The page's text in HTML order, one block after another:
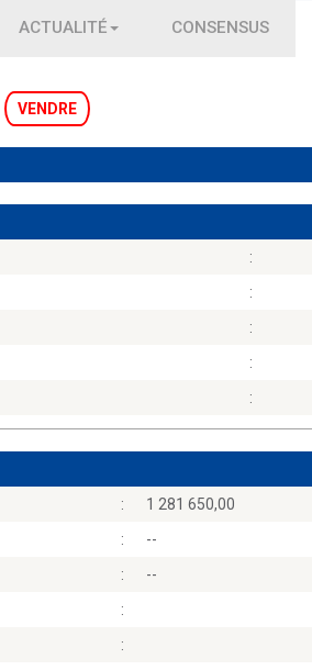
ACTUALITÉ CONSENSUS
VENDRE
:
:
:
:
:
:
1 281 650,00
:
--
:
--
:
: